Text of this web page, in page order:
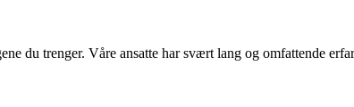
du trenger. Våre ansatte har svært lang og omfattende